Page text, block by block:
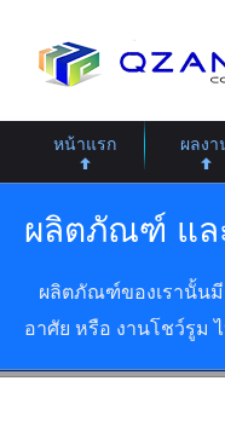
หน้าแรก ผลงา
ผลิตภัณฑ์ แล
ผลิตภัณฑ์ของเรานั้นมี
อาศัย หรือ งานโชว์รูม